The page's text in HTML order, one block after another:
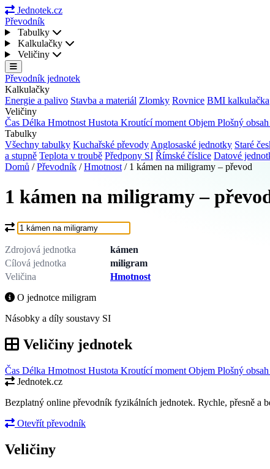
Jednotek.cz
Převodník
Tabulky
Kalkulačky
Veličiny
Převodník jednotek
Kalkulačky
Energie a palivo Stavba a materiál Zlomky Rovnice BMI kalkulačka
Veličiny
Čas Délka Hmotnost Hustota Kroutící moment Objem Plošný obsah
Tabulky
Všechny tabulky Kuchařské převody Anglosaské jednotky Staré
a stupně Teplota v troubě Předpony SI Římské číslice Datové
Domů / Převodník / Hmotnost / 1 kámen na miligramy – převod
1 kámen na miligramy –
Co chcete převést?
Zdrojová jednotka
kámen
Cílová jednotka
miligram
Veličina
Hmotnost
O jednotce miligram
Násobky a díly soustavy SI
Veličiny jednotek
Čas Délka Hmotnost Hustota Kroutící moment Objem Plošný obsah
Jednotek.cz
Bezplatný online převodník fyzikálních jednotek. Rychle, přesně a
Otevřít převodník
Veličiny